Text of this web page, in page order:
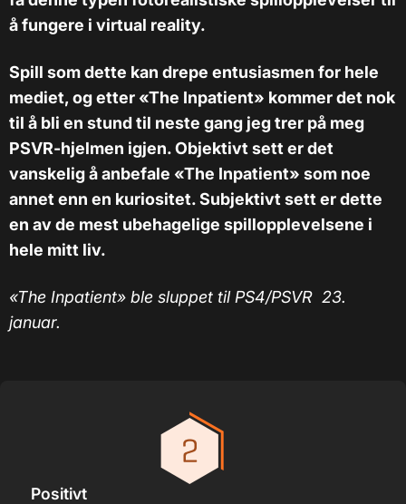
å fungere i virtual reality.
Spill som dette kan drepe entusiasmen for hele
mediet, og etter «The Inpatient» kommer det nok
til å bli en stund til neste gang jeg trer på meg
PSVR-hjelmen igjen. Objektivt sett er det
vanskelig å anbefale «The Inpatient» som noe
annet enn en kuriositet. Subjektivt sett er dette
en av de mest ubehagelige spillopplevelsene i
hele mitt liv.
«The Inpatient» ble sluppet til PS4/PSVR 23.
januar.
Positivt